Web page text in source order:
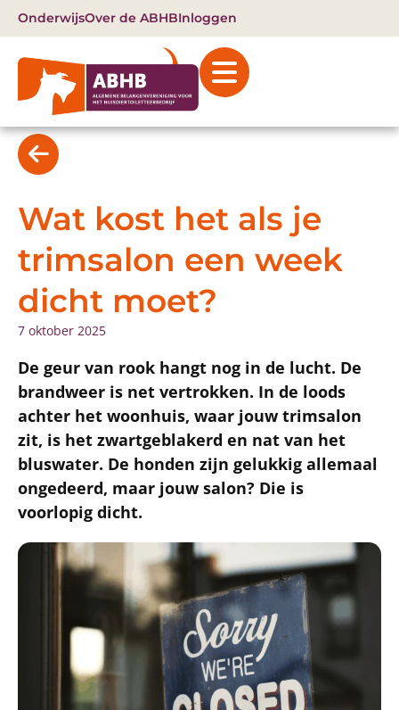
OnderwijsOver de ABHBInloggen
Wat kost het als je
trimsalon een week
dicht moet?
7 oktober 2025
De geur van rook hangt nog in de lucht. De
brandweer is net vertrokken. In de loods
achter het woonhuis, waar jouw trimsalon
zit, is het zwartgeblakerd en nat van het
bluswater. De honden zijn gelukkig allemaal
ongedeerd, maar jouw salon? Die is
voorlopig dicht.